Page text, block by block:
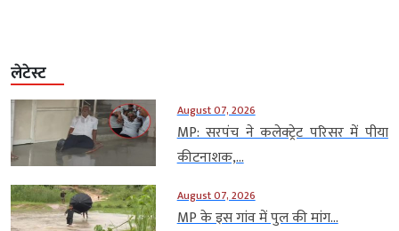
लेटेस्ट
August 07, 2026
MP: सरपंच ने कलेक्ट्रेट परिसर में पीया
कीटनाशक,...
August 07, 2026
MP के इस गांव में पुल की मांग...